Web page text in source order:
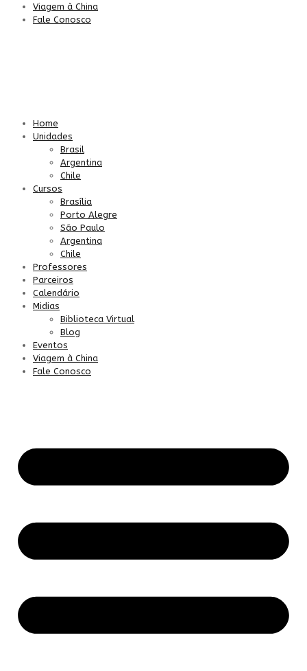
Viagem à China
Fale Conosco
Home
Unidades
Brasil
Argentina
Chile
Cursos
Brasília
Porto Alegre
São Paulo
Argentina
Chile
Professores
Parceiros
Calendário
Midias
Biblioteca Virtual
Blog
Eventos
Viagem à China
Fale Conosco